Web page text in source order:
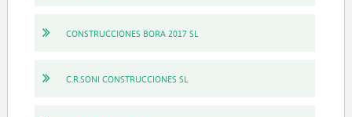
CONSTRUCCIONES BORA 2017 SL
C.R.SONI CONSTRUCCIONES SL